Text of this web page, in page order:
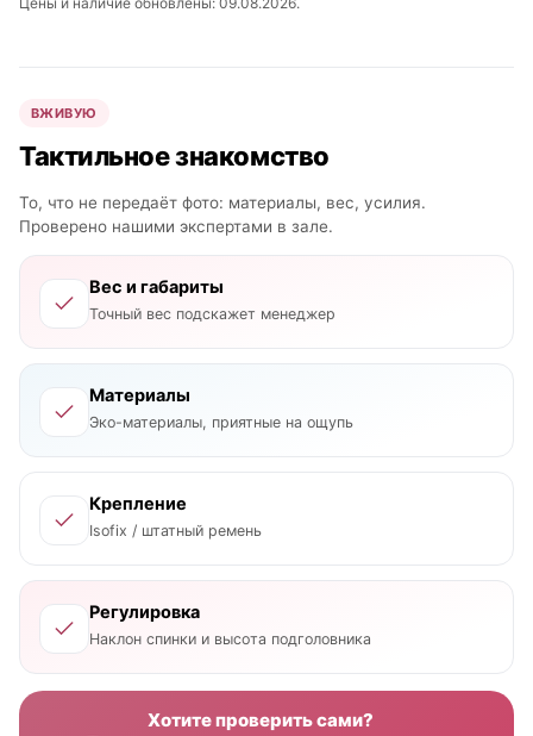
ВЖИВУЮ
Тактильное знакомство
То, что не передаёт фото: материалы, вес, усилия.
Проверено нашими экспертами в зале.
Вес и габариты
Точный вес подскажет менеджер
Материалы
Эко-материалы, приятные на ощупь
Крепление
Isofix / штатный ремень
Регулировка
Наклон спинки и высота подголовника
Хотите проверить сами?